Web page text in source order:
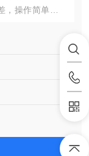
操作简单，直